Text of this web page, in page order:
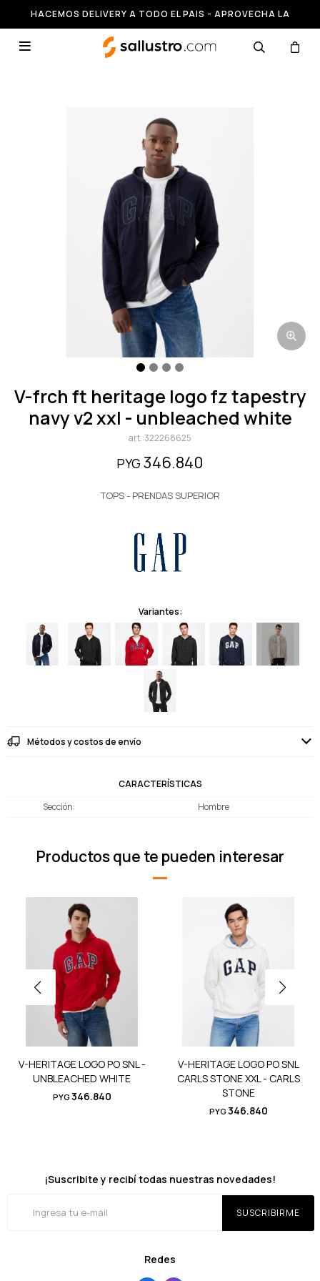
HACEMOS DELIVERY A TODO EL PAIS - APROVECHA LA
RUNNING HASTA 50% OFF

v-frch ft heritage logo fz tapestry
navy v2 xxl - unbleached white
322268625
PYG 346.840
TOPS - PRENDAS SUPERIOR
Variantes:
Métodos y costos de envío
CARACTERÍSTICAS
Sección
Hombre
Productos que te pueden interesar
V-HERITAGE LOGO PO SNL -
UNBLEACHED WHITE
PYG346.840
V-HERITAGE LOGO PO SNL
CARLS STONE XXL - CARLS
STONE
PYG346.840
Redes
¡Suscribite y recibí todas nuestras novedades!
SUSCRIBIRME